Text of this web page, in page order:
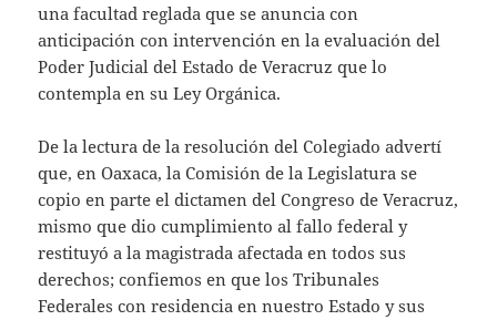
una facultad reglada que se anuncia con
anticipación con intervención en la evaluación del
Poder Judicial del Estado de Veracruz que lo
contempla en su Ley Orgánica.
De la lectura de la resolución del Colegiado advertí
que, en Oaxaca, la Comisión de la Legislatura se
copio en parte el dictamen del Congreso de Veracruz,
mismo que dio cumplimiento al fallo federal y
restituyó a la magistrada afectada en todos sus
derechos; confiemos en que los Tribunales
Federales con residencia en nuestro Estado y sus